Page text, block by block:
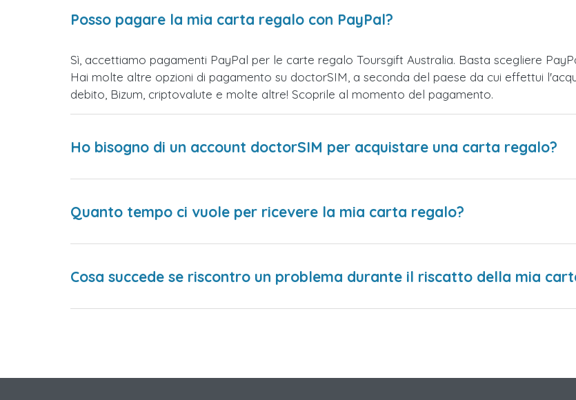
Posso pagare la mia carta regalo con PayPal?
Sì, accettiamo pagamenti PayPal per le carte regalo Toursgift Australia. Basta scegliere
Hai molte altre opzioni di pagamento su doctorSIM, a seconda del paese da cui effettui
debito, Bizum, criptovalute e molte altre! Scoprile al momento del pagamento.
Ho bisogno di un account doctorSIM per acquistare una carta regalo?
Quanto tempo ci vuole per ricevere la mia carta regalo?
Cosa succede se riscontro un problema durante il riscatto della mia